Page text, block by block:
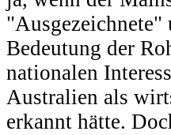
Bedeutung der
nationalen
Australien als
erkannt hätte.